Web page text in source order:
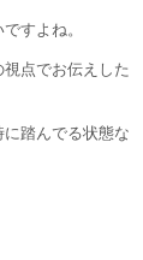
すよね。
点でお伝えした
踏んでる状態な